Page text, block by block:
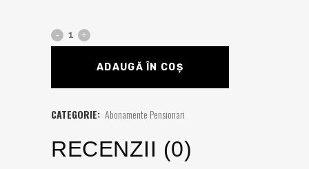
ADAUGĂ ÎN COȘ
CATEGORIE: Abonamente Pensionari
RECENZII (0)